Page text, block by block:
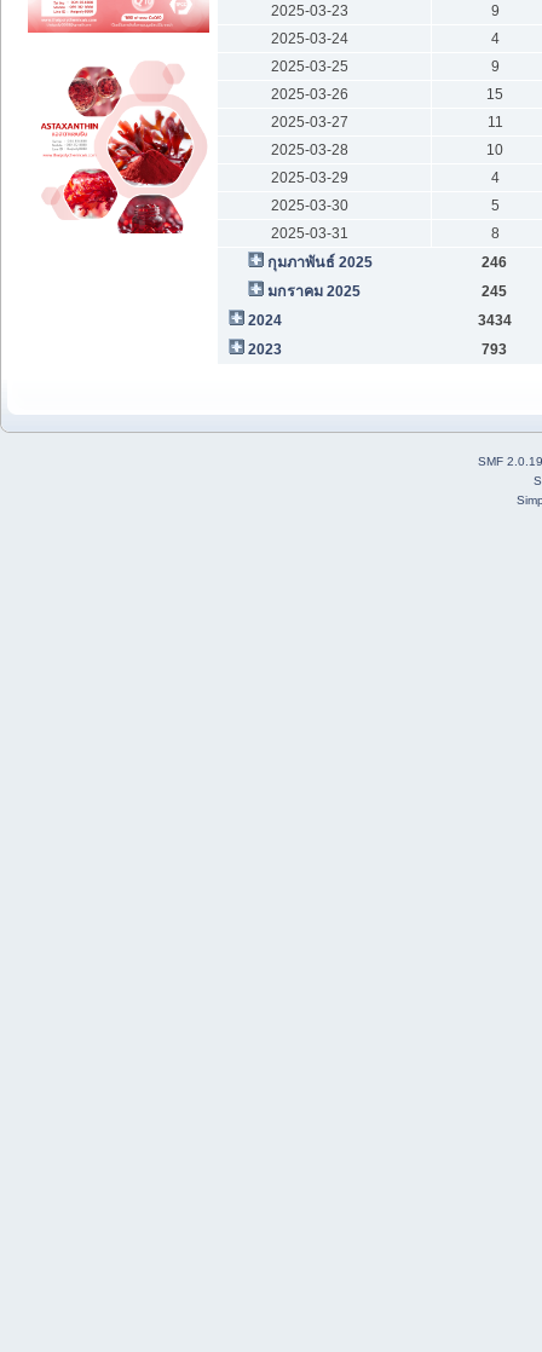
2025-03-23
9
2025-03-24
4
2025-03-25
9
2025-03-26
15
2025-03-27
11
2025-03-28
10
2025-03-29
4
2025-03-30
5
2025-03-31
8
กุมภาพันธ์ 2025
246
มกราคม 2025
245
2024
3434
2023
793
SMF 2.0.19